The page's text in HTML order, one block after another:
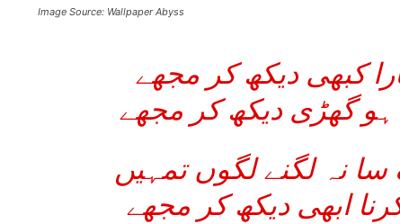
Image Source: Wallpaper Abyss
کبھی دیکھ کر مجھے
گھڑی دیکھ کر مجھے
سا نہ لگنے لگوں تمہیں
ابھی دیکھ کر مجھے